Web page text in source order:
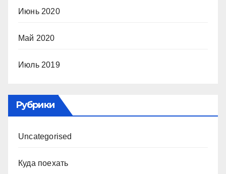
Июнь 2020
Май 2020
Июль 2019
Рубрики
Uncategorised
Куда поехать